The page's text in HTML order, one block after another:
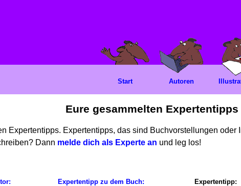
Eure gesammelten Expertentipps
Expertentipps. Expertentipps, das sind Buchvorstellungen oder
Dann melde dich als Experte an und leg los!
Expertentipp zu dem Buch: Expertentipp:
Start Autoren